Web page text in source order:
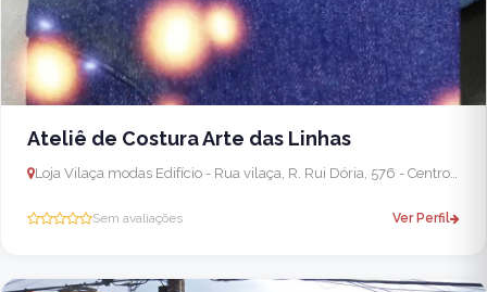
Ateliê de Costura Arte das Linhas
Loja Vilaça modas Edifício - Rua vilaça, R. Rui Dória, 576 - Centro, São José dos Campos - SP, 12210-000, Brasil
Sem avaliações Ver Perfil